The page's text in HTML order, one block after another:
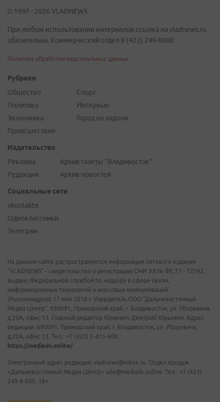
© 1997 - 2026 VLADNEWS
При любом использовании материалов ссылка на vladnews.ru
обязательна. Коммерческий отдел 8 (423) 249-8800
Политика обработки персональных данных
Рубрики
Общество
Политика
Экономика
Происшествия
Спорт
Интервью
Город на ладони
Издательство
Реклама
Редакция
Архив газеты "Владивосток"
Архив новостей
Социальные сети
vkontakte
Одноклассники
Телеграм
На данном сайте распространяется информация сетевого издания
"VLADNEWS" - свидетельство о регистрации СМИ ЭЛ № ФС 77 - 72742,
выдано Федеральной службой по надзору в сфере связи,
информационных технологий и массовых коммуникаций
(Роскомнадзор) 17 мая 2018 г. Учредитель ООО "Дальневосточный
Медиа Центр". 690091, Приморский край, г. Владивосток, ул. Уборевича,
д.20А, офис 13. Главный редактор Юркевич Дмитрий Юрьевич. Адрес
редакции: 690091, Приморский край, г. Владивосток, ул. Уборевича,
д.20А, офис 13. Тел.: +7 (423) 2-415-600.
https://mediadv.online/
Электронный адрес редакции: vladnews@inbox.ru. Отдел продаж
«Дальневосточный Медиа Центр» sale@mediadv.online. Тел.: +7 (423)
249-8-800. 18+